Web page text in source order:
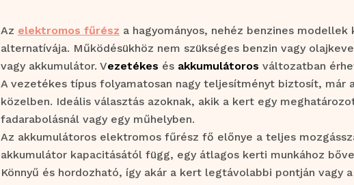
Az elektromos fűrész a hagyományos, nehéz benzines modellek
alternatívája. Működésükhöz nem szükséges benzin vagy
vagy akkumulátor. Vezetékes és akkumulátoros változatban
A vezetékes típus folyamatosan nagy teljesítményt biztosít, már
közelben. Ideális választás azoknak, akik a kert egy
fadarabolásnál vagy egy műhelyben.
Az akkumulátoros elektromos fűrész fő előnye a teljes
akkumulátor kapacitásától függ, egy átlagos kerti munkához
Könnyű és hordozható, így akár a kert legtávolabbi pontján vagy